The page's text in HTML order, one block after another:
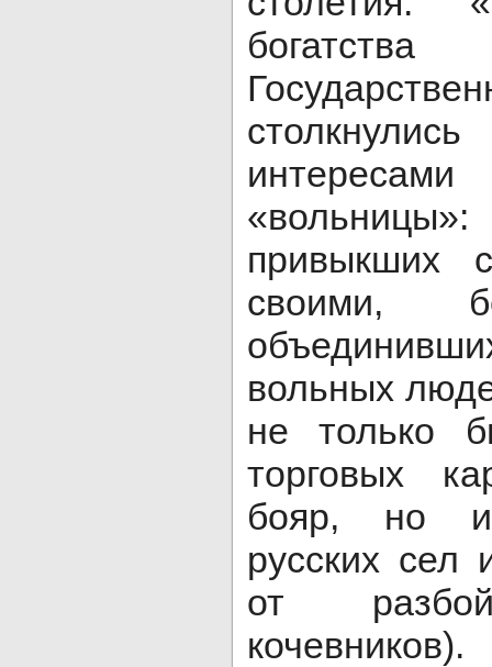
привыкших
своими,
вольных
не только
торговых
бояр, но
русских сел
от
кочевников).